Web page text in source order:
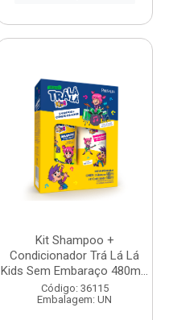
Kit Shampoo +
Condicionador Trá Lá Lá
Kids Sem Embaraço 480m...
Código: 36115
Embalagem: UN